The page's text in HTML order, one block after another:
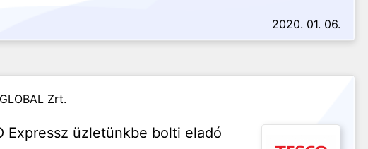
2020. 01. 06.
Zrt.
Expressz üzletünkbe bolti eladó